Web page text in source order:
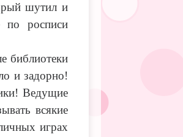
шутил и
по росписи
библиотеки
и задорно!
Ведущие
всякие
играх